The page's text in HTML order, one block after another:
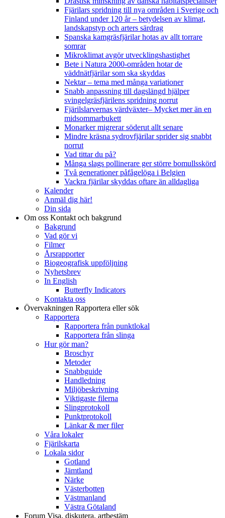
Fjärilars spridning till nya områden i Sverige och
Finland under 120 år– betydelsen av klimat,
landskapstyp och arters särdrag
Spanska kamgräsfjärilar hotas av allt torrare
somrar
Mikroklimat avgör utvecklingshastighet
Bete i Natura 2000-områden hotar de
väddnätfjärilar som ska skyddas
Nektar – tema med många variationer
Snabb anpassning till dagslängd hjälper
svingelgräsfjärilens spridning norrut
Fjärilslarvernas värdväxter– Mycket mer än en
midsommarbukett
Monarker migrerar söderut allt senare
Mindre kräsna sydrovfjärilar sprider sig snabbt
norrut
Vad tittar du på?
Många slags pollinerare ger större bomullsskörd
Två generationer påfågelöga i Belgien
Vackra fjärilar skyddas oftare än alldagliga
Kalender
Anmäl dig här!
Din sida
Om oss Kontakt och bakgrund
Bakgrund
Vad gör vi
Filmer
Årsrapporter
Biogeografisk uppföljning
Nyhetsbrev
In English
Butterfly Indicators
Kontakta oss
Övervakningen Rapportera eller sök
Rapportera
Rapportera från punktlokal
Rapportera från slinga
Hur gör man?
Broschyr
Metoder
Snabbguide
Handledning
Miljöbeskrivning
Viktigaste filerna
Slingprotokoll
Punktprotokoll
Länkar & mer filer
Våra lokaler
Fjärilskarta
Lokala sidor
Gotland
Jämtland
Närke
Västerbotten
Västmanland
Västra Götaland
Forum Visa, diskutera, artbestäm